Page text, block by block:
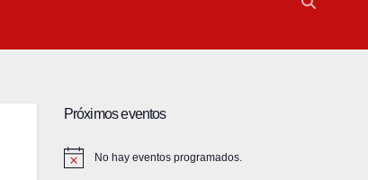
Próximos eventos
No hay eventos programados.